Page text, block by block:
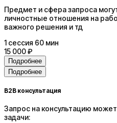
Предмет и сфера запроса
личностные отношения на
важного решения и тд
1 сессия 60 мин
15 000 ₽
Подробнее
Подробнее
В2В консультация
Запрос на консультацию
задачи: